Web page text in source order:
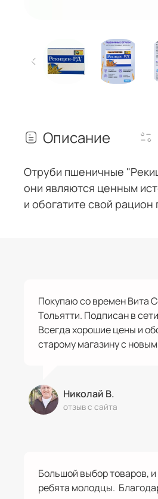
Описание
Отруби пшеничные
они являются ценным
и обогатите свой
Покупаю со времен Вита
Тольятти. Подписан в
Всегда хорошие цены и
старому магазину с
Николай В.
отзыв с сайта
Большой выбор товаров,
ребята молодцы.